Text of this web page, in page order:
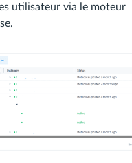
utilisateur via le moteur